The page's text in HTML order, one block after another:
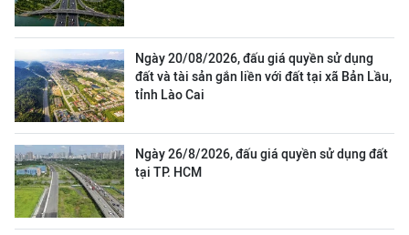
Ngày 20/08/2026, đấu giá quyền sử dụng
đất và tài sản gắn liền với đất tại xã Bản Lầu,
tỉnh Lào Cai
Ngày 26/8/2026, đấu giá quyền sử dụng đất
tại TP. HCM